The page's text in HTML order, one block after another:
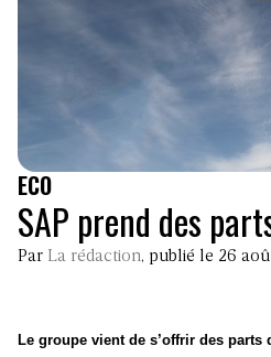
ECO
SAP prend des
Par La rédaction, publié le 26
Le groupe vient de s’offrir des parts